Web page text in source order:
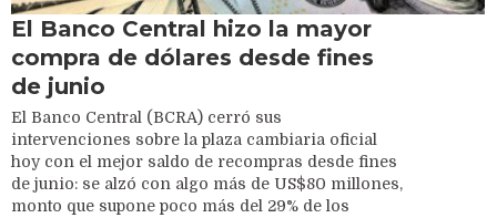
El Banco Central hizo la mayor
compra de dólares desde fines
de junio
El Banco Central (BCRA) cerró sus
intervenciones sobre la plaza cambiaria oficial
hoy con el mejor saldo de recompras desde fines
de junio: se alzó con algo más de US$80 millones,
monto que supone poco más del 29% de los